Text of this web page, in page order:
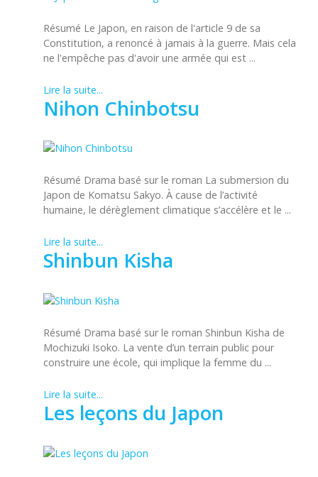
Résumé Le Japon, en raison de l'article 9 de sa
Constitution, a renoncé à jamais à la guerre. Mais cela
ne l'empêche pas d'avoir une armée qui est ...
Lire la suite...
Nihon Chinbotsu
Résumé Drama basé sur le roman La submersion du
Japon de Komatsu Sakyo. À cause de l’activité
humaine, le dérèglement climatique s’accélère et le ...
Lire la suite...
Shinbun Kisha
Résumé Drama basé sur le roman Shinbun Kisha de
Mochizuki Isoko. La vente d’un terrain public pour
construire une école, qui implique la femme du ...
Lire la suite...
Les leçons du Japon